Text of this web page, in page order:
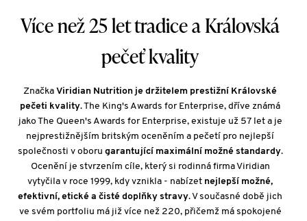
Více než 25 let tradice a Královská
pečeť kvality
Značka Viridian Nutrition je držitelem prestižní Královské
pečeti kvality. The King's Awards for Enterprise, dříve známá
jako The Queen's Awards for Enterprise, existuje už 57 let a je
nejprestižnějším britským oceněním a pečetí pro nejlepší
společnosti v oboru garantující maximální možné standardy.
Ocenění je stvrzením cíle, který si rodinná firma Viridian
vytyčila v roce 1999, kdy vznikla - nabízet nejlepší možné,
efektivní, etické a čisté doplňky stravy. V současné době jich
ve svém portfoliu má již více než 220, přičemž má spokojené